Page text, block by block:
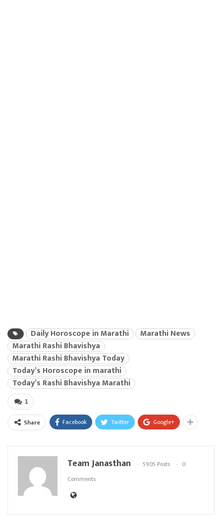
Daily Horoscope in Marathi
Marathi News
Marathi Rashi Bhavishya
Marathi Rashi Bhavishya Today
Today’s Horoscope in marathi
Today’s Rashi Bhavishya Marathi
1
Share Facebook Twitter Google+
Team Janasthan 5905 Posts
0
Comments